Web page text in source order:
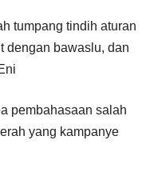
tumpang tindih aturan
dengan bawaslu, dan
pembahasaan salah
yang kampanye